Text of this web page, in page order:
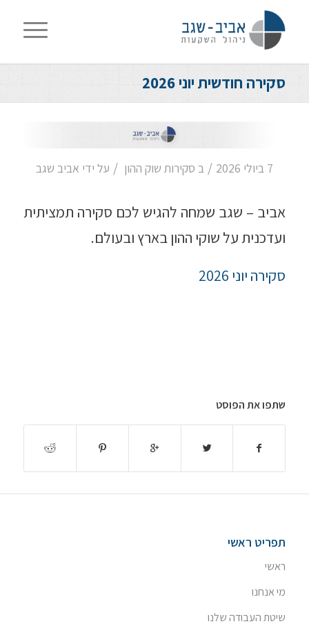
סקירה חודשית יוני 2026
7 ביולי 2026 / ב סקירות שוק ההון / על ידי אביב שגב
אביב – שגב שמחה להגיש לכם סקירה תמציתית
ועדכנית על שוקי ההון בארץ ובעולם.
סקירה יוני 2026
שתפו את הפוסט
תפריט ראשי
ראשי
מי אנחנו
שיטת העבודה שלנו